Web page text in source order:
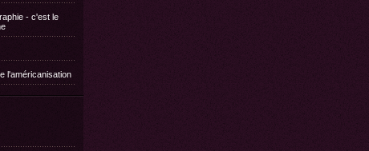
- c'est le
l'américanisation